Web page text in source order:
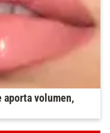
aporta volumen,